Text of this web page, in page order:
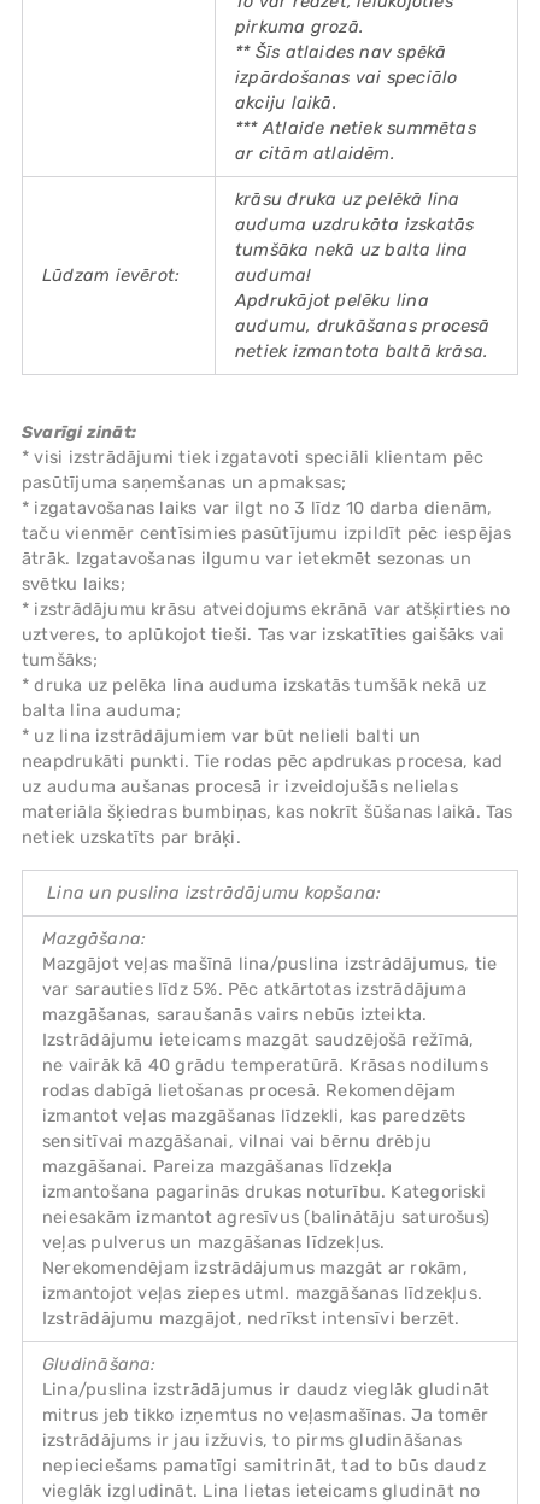
pirkuma grozā.
** Šīs atlaides nav spēkā
izpārdošanas vai speciālo
akciju laikā.
*** Atlaide netiek summētas
ar citām atlaidēm.
Lūdzam ievērot:
krāsu druka uz pelēkā lina
auduma uzdrukāta izskatās
tumšāka nekā uz balta lina
auduma!
Apdrukājot pelēku lina
audumu, drukāšanas procesā
netiek izmantota baltā krāsa.
Svarīgi zināt:
* visi izstrādājumi tiek izgatavoti speciāli klientam pēc
pasūtījuma saņemšanas un apmaksas;
* izgatavošanas laiks var ilgt no 3 līdz 10 darba dienām,
taču vienmēr centīsimies pasūtījumu izpildīt pēc iespējas
ātrāk. Izgatavošanas ilgumu var ietekmēt sezonas un
svētku laiks;
* izstrādājumu krāsu atveidojums ekrānā var atšķirties no
uztveres, to aplūkojot tieši. Tas var izskatīties gaišāks vai
tumšāks;
* druka uz pelēka lina auduma izskatās tumšāk nekā uz
balta lina auduma;
* uz lina izstrādājumiem var būt nelieli balti un
neapdrukāti punkti. Tie rodas pēc apdrukas procesa, kad
uz auduma aušanas procesā ir izveidojušās nelielas
materiāla šķiedras bumbiņas, kas nokrīt šūšanas laikā. Tas
netiek uzskatīts par brāķi.
Lina un puslina izstrādājumu kopšana:
Mazgāšana:
Mazgājot veļas mašīnā lina/puslina izstrādājumus, tie
var sarauties līdz 5%. Pēc atkārtotas izstrādājuma
mazgāšanas, saraušanās vairs nebūs izteikta.
Izstrādājumu ieteicams mazgāt saudzējošā režīmā,
ne vairāk kā 40 grādu temperatūrā. Krāsas nodilums
rodas dabīgā lietošanas procesā. Rekomendējam
izmantot veļas mazgāšanas līdzekli, kas paredzēts
sensitīvai mazgāšanai, vilnai vai bērnu drēbju
mazgāšanai. Pareiza mazgāšanas līdzekļa
izmantošana pagarinās drukas noturību. Kategoriski
neiesakām izmantot agresīvus (balinātāju saturošus)
veļas pulverus un mazgāšanas līdzekļus.
Nerekomendējam izstrādājumus mazgāt ar rokām,
izmantojot veļas ziepes utml. mazgāšanas līdzekļus.
Izstrādājumu mazgājot, nedrīkst intensīvi berzēt.
Gludināšana:
Lina/puslina izstrādājumus ir daudz vieglāk gludināt
mitrus jeb tikko izņemtus no veļasmašīnas. Ja tomēr
izstrādājums ir jau izžuvis, to pirms gludināšanas
nepieciešams pamatīgi samitrināt, tad to būs daudz
vieglāk izgludināt. Lina lietas ieteicams gludināt no